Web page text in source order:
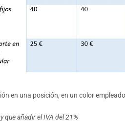
en una posición, en un color
que añadir el IVA del 21%